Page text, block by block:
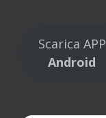
Scarica APP
Android